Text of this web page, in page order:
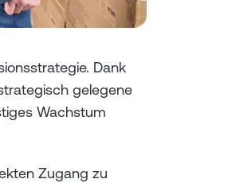
Dank
gelegene
Wachstum
Zugang zu